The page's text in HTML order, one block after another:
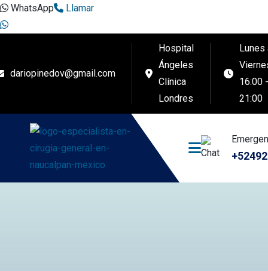
WhatsApp Llamar
dariopinedov@gmail.com
Hospital
Ángeles
Clínica
Londres
Lunes
16:00 -
21:00